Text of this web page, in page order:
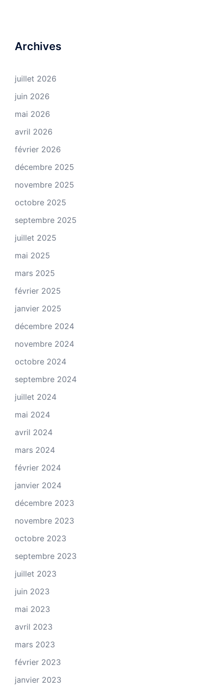
Archives
juillet 2026
juin 2026
mai 2026
avril 2026
février 2026
décembre 2025
novembre 2025
octobre 2025
septembre 2025
juillet 2025
mai 2025
mars 2025
février 2025
janvier 2025
décembre 2024
novembre 2024
octobre 2024
septembre 2024
juillet 2024
mai 2024
avril 2024
mars 2024
février 2024
janvier 2024
décembre 2023
novembre 2023
octobre 2023
septembre 2023
juillet 2023
juin 2023
mai 2023
avril 2023
mars 2023
février 2023
janvier 2023